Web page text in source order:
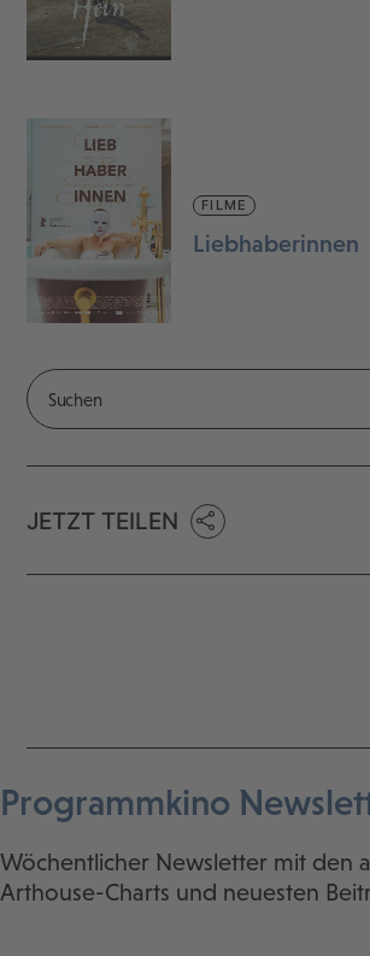
FILME
Liebhaberinnen
JETZT TEILEN
Programmkino
Wöchentlicher Newsletter mit den
Arthouse-Charts und neuesten